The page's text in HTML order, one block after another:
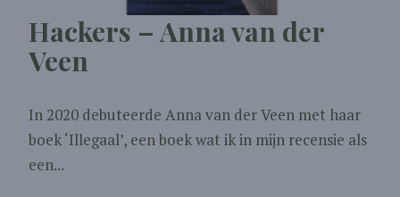
Hackers – Anna van der
Veen
In 2020 debuteerde Anna van der Veen met haar
boek ‘Illegaal’, een boek wat ik in mijn recensie als
een...